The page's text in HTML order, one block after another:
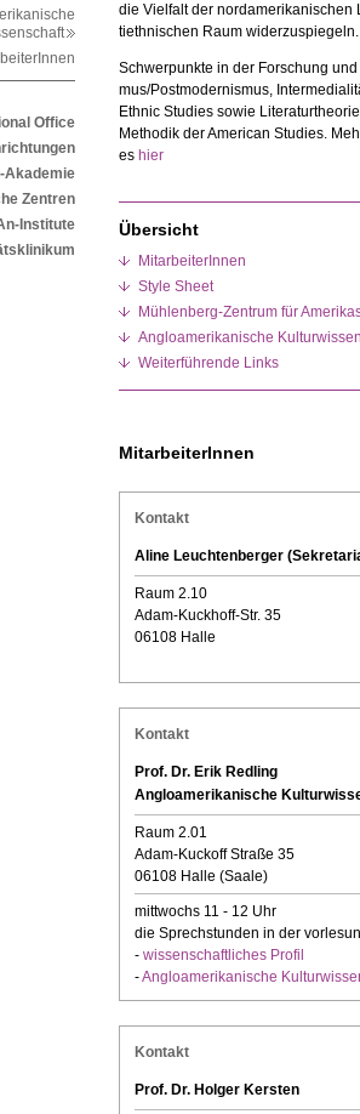
Office
Akademie
Zentren
Institute
die Vielfalt der
tiethnischen Raum widerzuspiegeln.
Schwerpunkte in der Forschung
mus/Postmodernismus,
Ethnic Studies sowie
Methodik der American Studies.
es hier
Übersicht
MitarbeiterInnen
Style Sheet
Mühlenberg-Zentrum für
Angloamerikanische
Weiterführende Links
MitarbeiterInnen
Kontakt
Aline Leuchtenberger
Raum 2.10
Adam-Kuckhoff-Str. 35
06108 Halle
Kontakt
Prof. Dr. Erik Redling
Angloamerikanische
Raum 2.01
Adam-Kuckoff Straße 35
06108 Halle (Saale)
mittwochs 11 - 12 Uhr
die Sprechstunden in der
- wissenschaftliches Profil
-Angloamerikanische
Kontakt
Prof. Dr. Holger Kersten